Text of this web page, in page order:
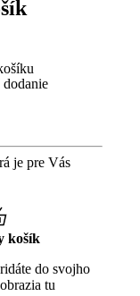
cena košíku
je pre Vás
košík
do svojho
tu